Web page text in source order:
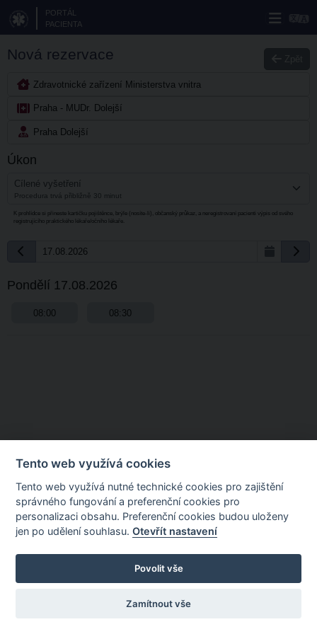
PORTÁL
PACIENTA
Nová rezervace
Zdravotnické zařízení Ministerstva vnitra
Praha - MUDr. Dolejší
Praha Dolejší
Úkon
Cílené vyšetření
Procedura trvá přibližně 30 minut
K prohlídce si přineste kartičku pojištěnce, brýle (nosíte-li), občanský průkaz, a neregistrovaní pacienti výpis od svého
registrujícího praktického lékaře/očního lékaře.
17.08.2026
Pondělí 17.08.2026
08:00 08:30
Tento web využívá cookies
Tento web využívá nutné technické cookies pro zajištění
správného fungování a preferenční cookies pro
personalizaci obsahu. Preferenční cookies budou uloženy
jen po udělení souhlasu.Otevřít nastavení
Povolit vše
Zamítnout vše